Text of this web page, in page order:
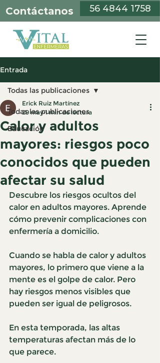
Contáctanos 56 4844 1758
Entrada
Todas las publicaciones
Educación
Todas las publicaciones
Calor y adultos
mayores: riesgos poco
conocidos que pueden
afectar su salud
Erick Ruiz Martínez
29 may 1 min de lectura
Descubre los riesgos ocultos del
calor en adultos mayores. Aprende
cómo prevenir complicaciones con
enfermería a domicilio.
Cuando se habla de calor y adultos
mayores, lo primero que viene a la
mente es el golpe de calor. Pero
hay riesgos menos visibles que
pueden ser igual de peligrosos.
En esta temporada, las altas
temperaturas afectan más de lo
que parece.